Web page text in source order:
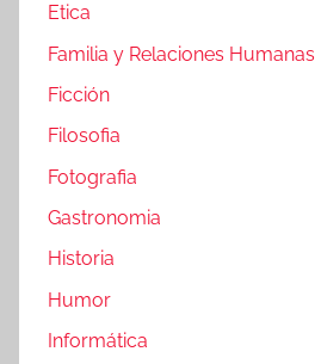
Etica
Familia y Relaciones Humanas
Ficción
Filosofia
Fotografia
Gastronomia
Historia
Humor
Informática